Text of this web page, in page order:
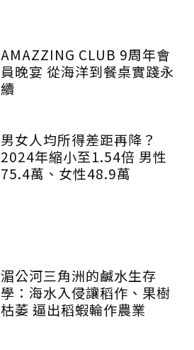
AMAZZING CLUB 9周年會
員晚宴 從海洋到餐桌實踐永
續
男女人均所得差距再降？
2024年縮小至1.54倍 男性
75.4萬、女性48.9萬
湄公河三角洲的鹹水生存
學：海水入侵讓稻作、果樹
枯萎 逼出稻蝦輪作農業